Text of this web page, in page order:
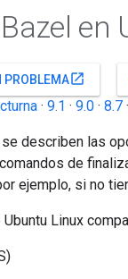
en
PROBLEMAopen_in_new
· 9.1 · 9.0 · 8.7 ·
se describen las
de
ejemplo, si no
Linux